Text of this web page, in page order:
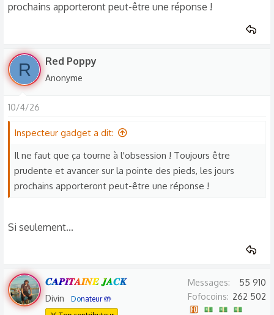
prochains apporteront peut-être une réponse !
R Red Poppy
Anonyme
10/4/26
Inspecteur gadget a dit:
Il ne faut que ça tourne à l'obsession ! Toujours être
prudente et avancer sur la pointe des pieds, les jours
prochains apporteront peut-être une réponse !
Si seulement...
𝑪𝑨𝑷𝑰𝑻𝑨𝑰𝑵𝑬 𝑱𝑨𝑪𝑲
Divin
Donateur 🤲
Messages
55 910
Fofocoins
262 502